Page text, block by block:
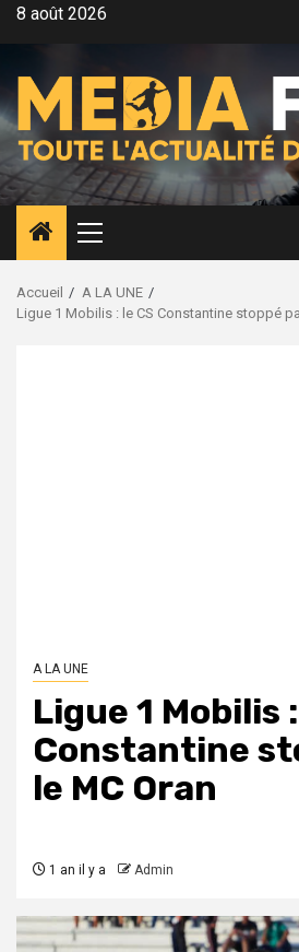
Aller8 août 2026
Menu
principal
Accueil
A LA UNE
Ligue 1 Mobilis : le CS Constantine stoppé
A LA UNE
Ligue 1 Mobilis
Constantine
le MC Oran
1 an il y a Admin